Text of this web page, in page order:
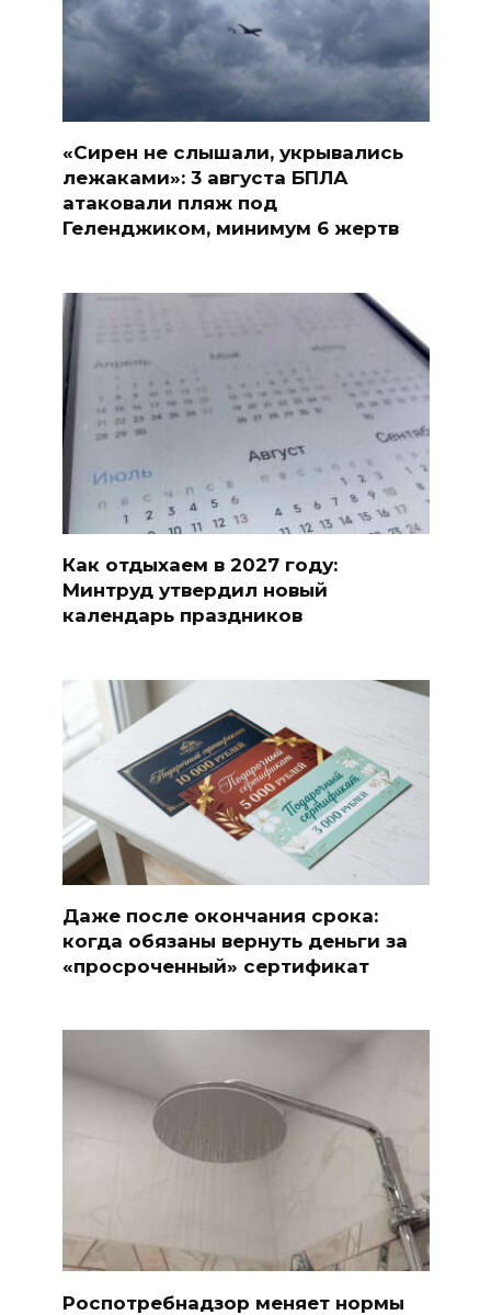
«Сирен не слышали, укрывались
лежаками»: 3 августа БПЛА
атаковали пляж под
Геленджиком, минимум 6 жертв
Как отдыхаем в 2027 году:
Минтруд утвердил новый
календарь праздников
Даже после окончания срока:
когда обязаны вернуть деньги за
«просроченный» сертификат
Роспотребнадзор меняет нормы